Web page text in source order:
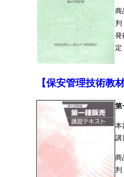
商
発
【保安管理技術教
第
本
講
商